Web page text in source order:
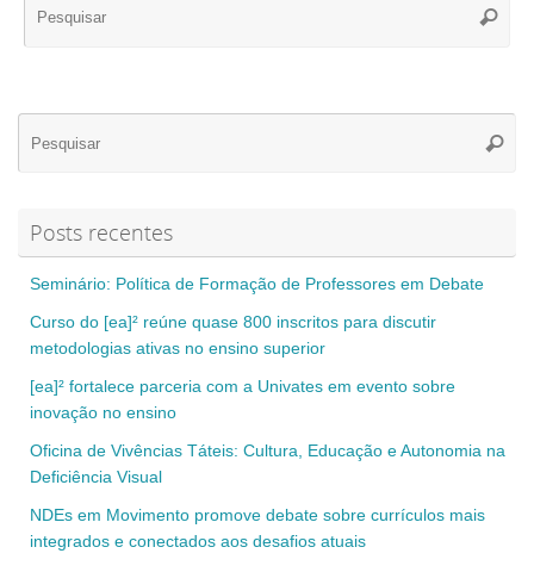
Posts recentes
Seminário: Política de Formação de Professores em Debate
Curso do [ea]² reúne quase 800 inscritos para discutir
metodologias ativas no ensino superior
[ea]² fortalece parceria com a Univates em evento sobre
inovação no ensino
Oficina de Vivências Táteis: Cultura, Educação e Autonomia na
Deficiência Visual
NDEs em Movimento promove debate sobre currículos mais
integrados e conectados aos desafios atuais